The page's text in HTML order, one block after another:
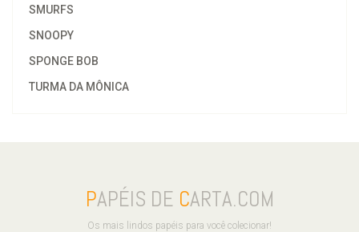
SMURFS
SNOOPY
SPONGE BOB
TURMA DA MÔNICA
PAPÉIS DE CARTA.COM
Os mais lindos papéis para você colecionar!